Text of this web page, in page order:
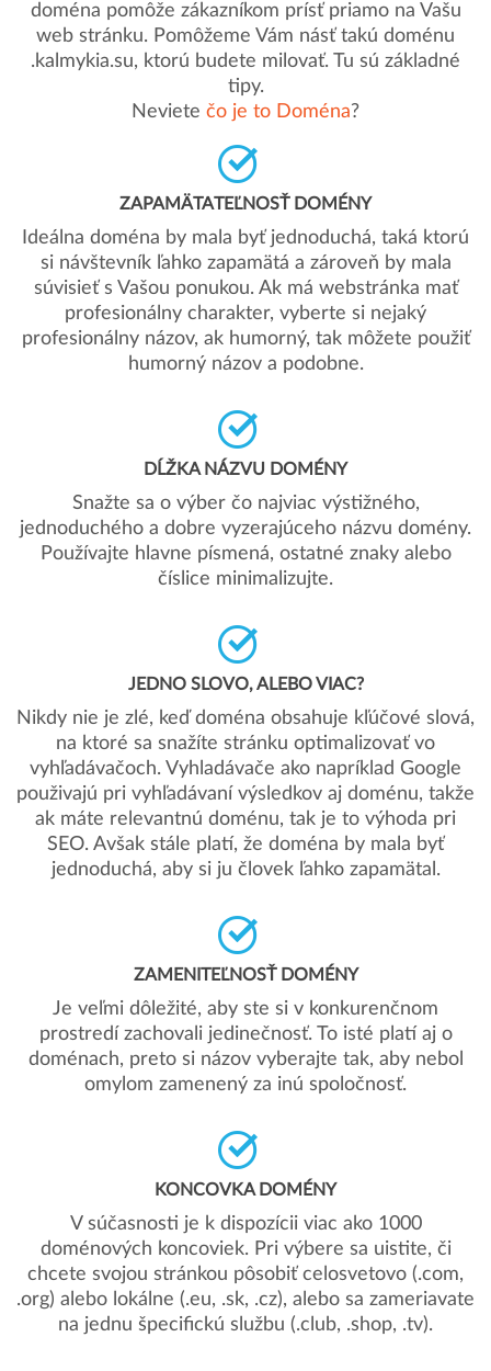
doména pomôže zákazníkom prísť priamo na Vašu
web stránku. Pomôžeme Vám násť takú doménu
.kalmykia.su, ktorú budete milovať. Tu sú základné
tipy.
Neviete čo je to Doména?
ZAPAMÄTATEĽNOSŤ DOMÉNY
Ideálna doména by mala byť jednoduchá, taká ktorú
si návštevník ľahko zapamätá a zároveň by mala
súvisieť s Vašou ponukou. Ak má webstránka mať
profesionálny charakter, vyberte si nejaký
profesionálny názov, ak humorný, tak môžete použiť
humorný názov a podobne.
DĹŽKA NÁZVU DOMÉNY
Snažte sa o výber čo najviac výstižného,
jednoduchého a dobre vyzerajúceho názvu domény.
Používajte hlavne písmená, ostatné znaky alebo
číslice minimalizujte.
JEDNO SLOVO, ALEBO VIAC?
Nikdy nie je zlé, keď doména obsahuje kľúčové slová,
na ktoré sa snažíte stránku optimalizovať vo
vyhľadávačoch. Vyhladávače ako napríklad Google
použivajú pri vyhľadávaní výsledkov aj doménu, takže
ak máte relevantnú doménu, tak je to výhoda pri
SEO. Avšak stále platí, že doména by mala byť
jednoduchá, aby si ju človek ľahko zapamätal.
ZAMENITEĽNOSŤ DOMÉNY
Je veľmi dôležité, aby ste si v konkurenčnom
prostredí zachovali jedinečnosť. To isté platí aj o
doménach, preto si názov vyberajte tak, aby nebol
omylom zamenený za inú spoločnosť.
KONCOVKA DOMÉNY
V súčasnosti je k dispozícii viac ako 1000
doménových koncoviek. Pri výbere sa uistite, či
chcete svojou stránkou pôsobiť celosvetovo (.com,
.org) alebo lokálne (.eu, .sk, .cz), alebo sa zameriavate
na jednu špecifickú službu (.club, .shop, .tv).